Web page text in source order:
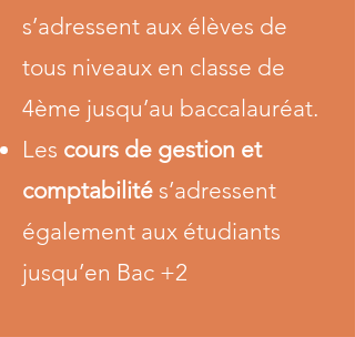
s’adressent aux élèves de
tous niveaux en classe de
4ème jusqu’au baccalauréat.
Les cours de gestion et
comptabilité s’adressent
également aux étudiants
jusqu’en Bac +2